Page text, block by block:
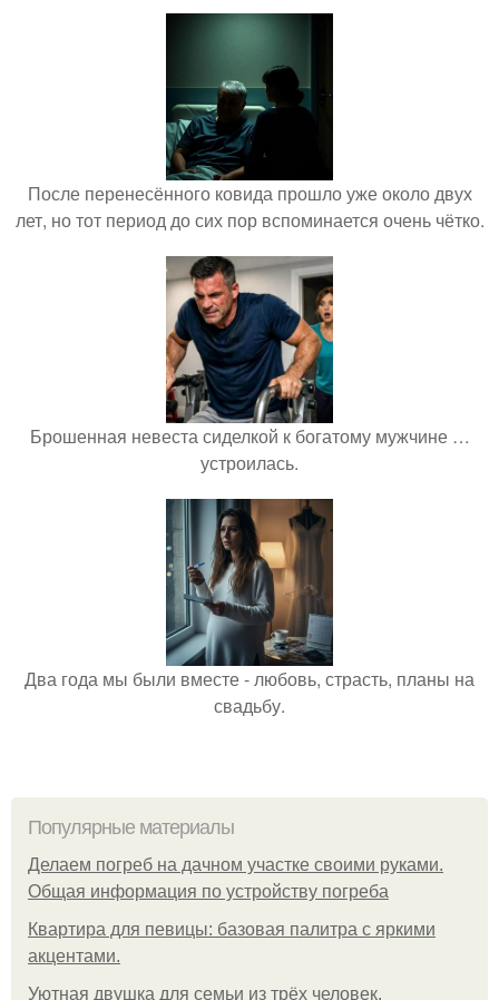
После перенесённого ковида прошло уже около двух
лет, но тот период до сих пор вспоминается очень чётко.
Брошенная невеста сиделкой к богатому мужчине …
устроилась.
Два года мы были вместе - любовь, страсть, планы на
свадьбу.
Популярные материалы
Делаем погреб на дачном участке своими руками.
Общая информация по устройству погреба
Квартира для певицы: базовая палитра с яркими
акцентами.
Уютная двушка для семьи из трёх человек.